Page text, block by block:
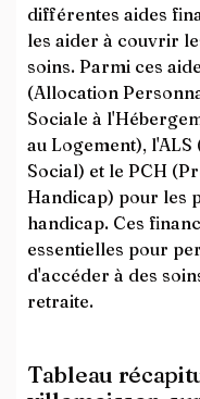
différentes aides
les aider à couvrir
soins. Parmi ces
(Allocation
Sociale à
au Logement),
Social) et le PCH
Handicap) pour les
handicap. Ces
essentielles pour
d'accéder à des
retraite.
Tableau